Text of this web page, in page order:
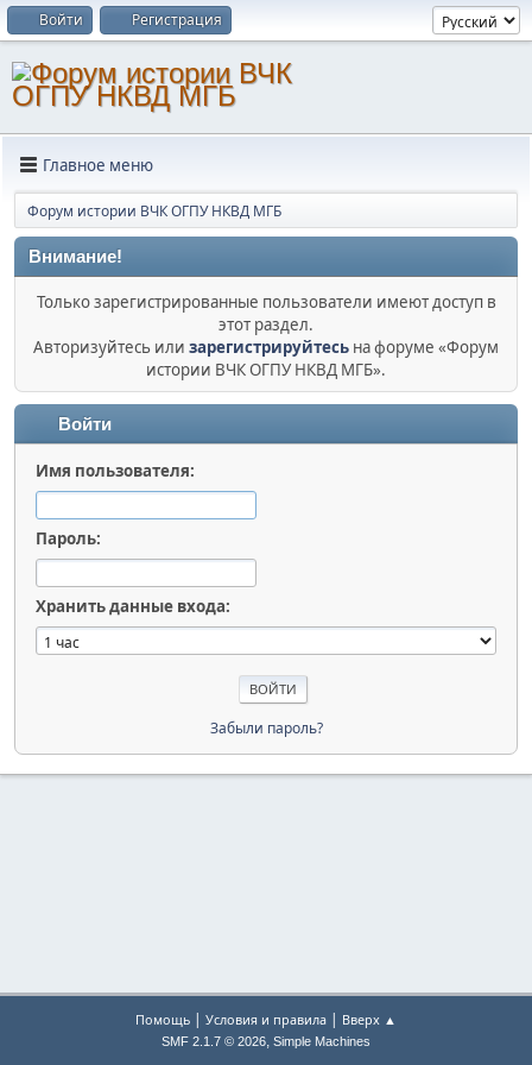
Войти Регистрация
Главное меню
Форум истории ВЧК ОГПУ НКВД МГБ
Внимание!
Только зарегистрированные пользователи имеют доступ в
этот раздел.
Авторизуйтесь или зарегистрируйтесь на форуме «Форум
истории ВЧК ОГПУ НКВД МГБ».
Войти
Имя пользователя:
Пароль:
Хранить данные входа:
Забыли пароль?
Помощь | Условия и правила | Вверх ▲
SMF 2.1.7 © 2026, Simple Machines